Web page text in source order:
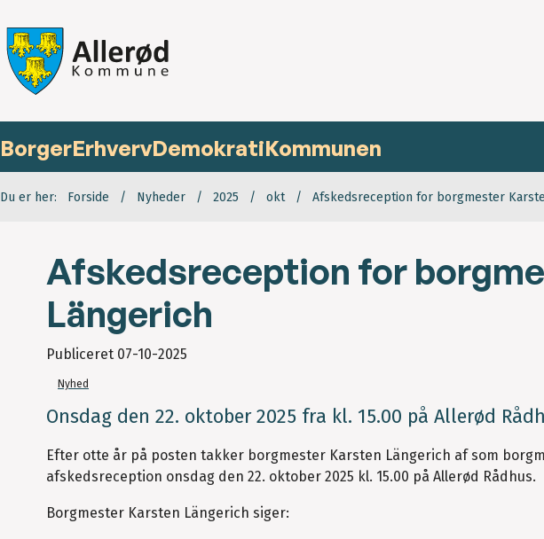
BorgerErhvervDemokratiKommunen
Du er her: Forside Nyheder 2025 okt Afskedsreception for borgmester
Afskedsreception for
Längerich
Publiceret 07-10-2025
Nyhed
Onsdag den 22. oktober 2025 fra kl. 15.00 på Allerød
Efter otte år på posten takker borgmester Karsten Längerich af som
afskedsreception onsdag den 22. oktober 2025 kl. 15.00 på Allerød Rådhus.
Borgmester Karsten Längerich siger: